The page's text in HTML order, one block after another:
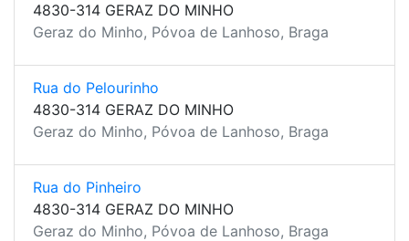
4830-314 GERAZ DO MINHO
Geraz do Minho, Póvoa de Lanhoso, Braga
Rua do Pelourinho
4830-314 GERAZ DO MINHO
Geraz do Minho, Póvoa de Lanhoso, Braga
Rua do Pinheiro
4830-314 GERAZ DO MINHO
Geraz do Minho, Póvoa de Lanhoso, Braga